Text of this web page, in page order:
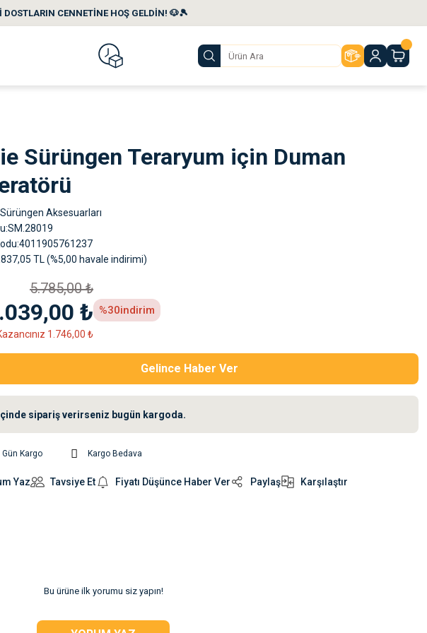
CENNETİNE HOŞ GELDİN! 🐶🎾
Sürüngen Teraryum için Duman
Sürüngen Aksesuarları
SM.28019
4011905761237
TL (%5,00 havale indirimi)
5.785,00 ₺
₺
1.746,00 ₺
%30indirim
Gelince Haber Ver
sipariş verirseniz bugün kargoda.
Gün Kargo Kargo Bedava
Yaz Tavsiye Et Fiyatı Düşünce Haber Ver Paylaş Karşılaştır
Bu ürüne ilk yorumu siz yapın!